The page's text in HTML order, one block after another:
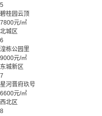
5
碧桂园云顶
7800元/㎡
北城区
6
湟栋公园里
9000元/㎡
东城新区
7
星河晋府玖号
6600元/㎡
西北区
8